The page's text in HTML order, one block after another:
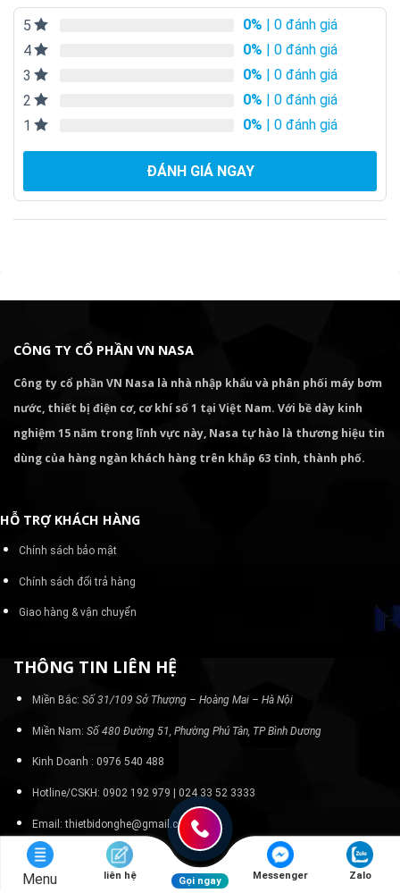
5 0% | 0 đánh giá
4
0% | 0 đánh giá
3
0% | 0 đánh giá
2
0% | 0 đánh giá
1
0% | 0 đánh giá
ĐÁNH GIÁ NGAY
CÔNG TY CỔ PHẦN VN NASA
Công ty cổ phần VN Nasa là nhà nhập khẩu và phân phối máy bơm
nước, thiết bị điện cơ, cơ khí số 1 tại Việt Nam. Với bề dày kinh
nghiệm 15 năm trong lĩnh vực này, Nasa tự hào là thương hiệu tin
dùng của hàng ngàn khách hàng trên khắp 63 tỉnh, thành phố.
HỖ TRỢ KHÁCH HÀNG
Chính sách bảo mật
Chính sách đổi trả hàng
Giao hàng & vận chuyển
THÔNG TIN LIÊN HỆ
Miền Bắc: Số 31/109 Sở Thượng – Hoàng Mai – Hà Nội
Miền Nam: Số 480 Đường 51, Phường Phú Tân, TP Bình Dương
Kinh Doanh : 0976 540 488
Hotline/CSKH: 0902 192 979 | 024 33 52 3333
Email: thietbidonghe@gmail.com
Menu liên hệ Gọi ngay Messenger Zalo